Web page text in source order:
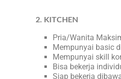
2. KITCHEN
Pria/Wanita
Mempunyai basic
Mempunyai skill
Bisa bekerja
Siap bekerja